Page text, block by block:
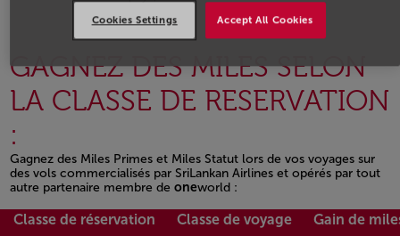
GAGNEZ DES MILES SELON
LA CLASSE DE RESERVATION
:
Gagnez des Miles Primes et Miles Statut lors de vos voyages sur
des vols commercialisés par SriLankan Airlines et opérés par tout
autre partenaire membre de oneworld :
Open in a new window
Classe de réservation Classe de voyage Gain de
Accept All Cookies
Cookies Settings